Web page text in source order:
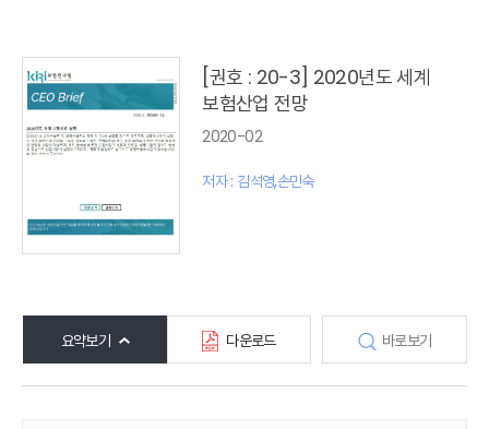
[권호 : 20-3] 2020년도 세계
보험산업 전망
2020-02
저자 : 김석영,손민숙
요약보기 다운로드 바로보기